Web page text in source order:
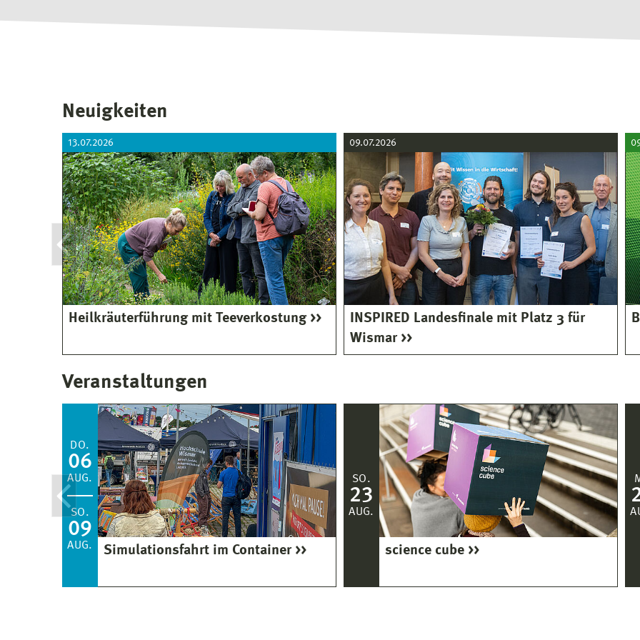
Neuigkeiten
13.07.2026
Heilkräuterführung mit Teeverkostung
09.07.2026
INSPIRED Landesfinale mit Platz 3 für
Wismar
Veranstaltungen
DO.
06
AUG.
SO.
09
AUG. Simulationsfahrt im Container
SO.
23
AUG.
science cube